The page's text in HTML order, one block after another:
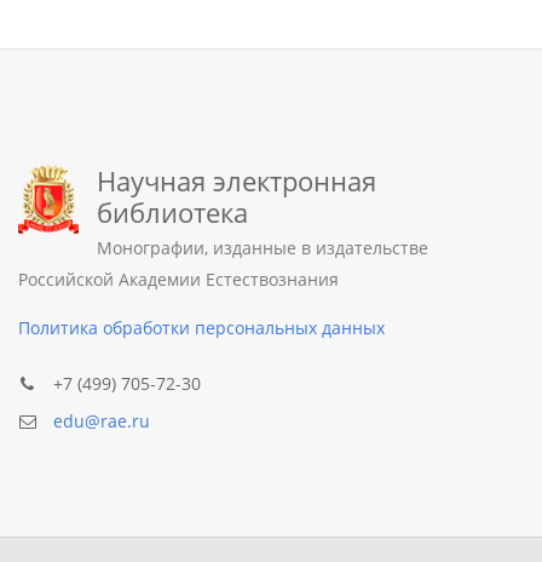
Научная электронная
библиотека
Монографии, изданные в издательстве
Российской Академии Естествознания
Политика обработки персональных данных
+7 (499) 705-72-30
edu@rae.ru